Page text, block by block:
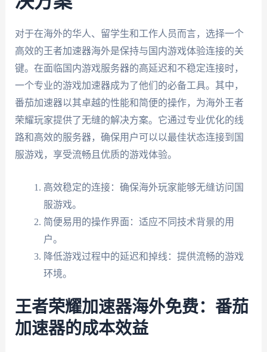
对于在海外的华人、留学生和工作人员而言，选择一个
高效的王者加速器海外是保持与国内游戏体验连接的关
键。在面临国内游戏服务器的高延迟和不稳定连接时，
一个专业的游戏加速器成为了他们的必备工具。其中，
番茄加速器以其卓越的性能和简便的操作，为海外王者
荣耀玩家提供了无缝的解决方案。它通过专业优化的线
路和高效的服务器，确保用户可以以最佳状态连接到国
服游戏，享受流畅且优质的游戏体验。
高效稳定的连接：确保海外玩家能够无缝访问国
服游戏。
简便易用的操作界面：适应不同技术背景的用
户。
降低游戏过程中的延迟和掉线：提供流畅的游戏
环境。
王者荣耀加速器海外免费：番茄
加速器的成本效益